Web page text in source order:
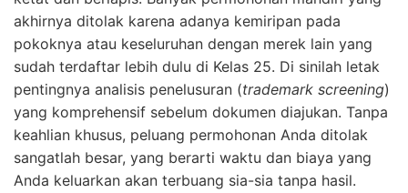
akhirnya ditolak karena adanya kemiripan pada
pokoknya atau keseluruhan dengan merek lain yang
sudah terdaftar lebih dulu di Kelas 25. Di sinilah letak
pentingnya analisis penelusuran (trademark screening)
yang komprehensif sebelum dokumen diajukan. Tanpa
keahlian khusus, peluang permohonan Anda ditolak
sangatlah besar, yang berarti waktu dan biaya yang
Anda keluarkan akan terbuang sia-sia tanpa hasil.